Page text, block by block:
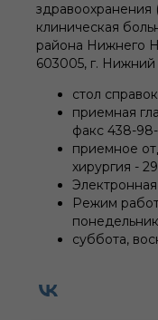
клиническая
района Нижнего
603005, г.
стол
приемная
факс 438-
приемное
хирургия -
Режим
суббота,